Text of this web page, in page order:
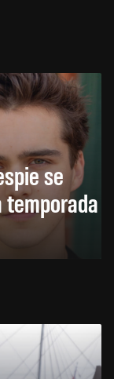
se
temporada